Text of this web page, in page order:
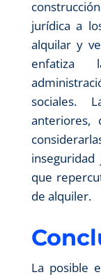
jurídica a
alquilar y
enfatiza
sociales.
anteriores,
que
de alquiler.
La posible